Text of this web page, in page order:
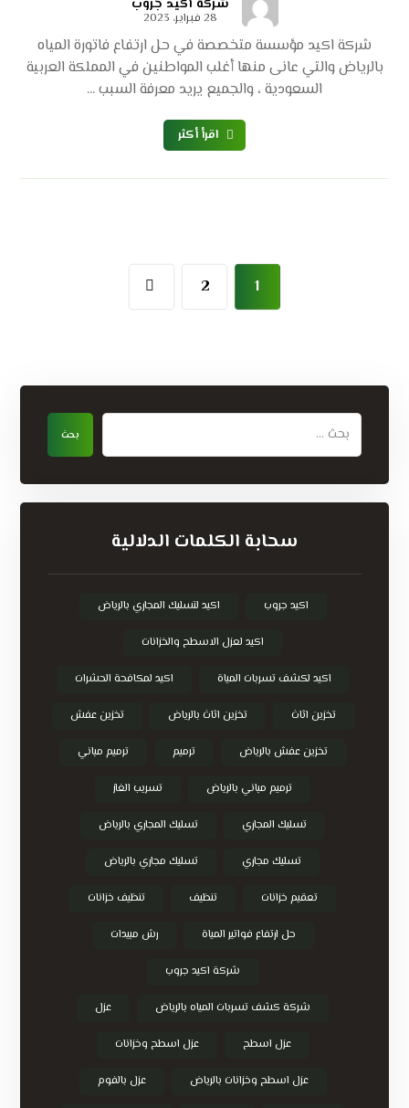
شركة أكيد جروب
28 فبراير، 2023
شركة اكيد مؤسسة متخصصة في حل ارتفاع فاتورة المياه
بالرياض والتي عانى منها أغلب المواطنين في المملكة العربية
السعودية ، والجميع يريد معرفة السبب ...
اقرأ أكثر
1
2
سحابة الكلمات الدلالية
اكيد جروب اكيد لتسليك المجاري بالرياض
اكيد لعزل الاسطح والخزانات
اكيد لكشف تسربات المياة اكيد لمكافحة الحشرات
تخزين اثاث تخزين اثاث بالرياض تخزين عفش
تخزين عفش بالرياض ترميم ترميم مباني
ترميم مباني بالرياض تسريب الغاز
تسليك المجاري تسليك المجاري بالرياض
تسليك مجاري تسليك مجاري بالرياض
تعقيم خزانات تنظيف تنظيف خزانات
حل ارتفاع فواتير المياة رش مبيدات
شركة اكيد جروب
شركة كشف تسربات المياه بالرياض عزل
عزل اسطح عزل اسطح وخزانات
عزل اسطح وخزانات بالرياض عزل بالفوم